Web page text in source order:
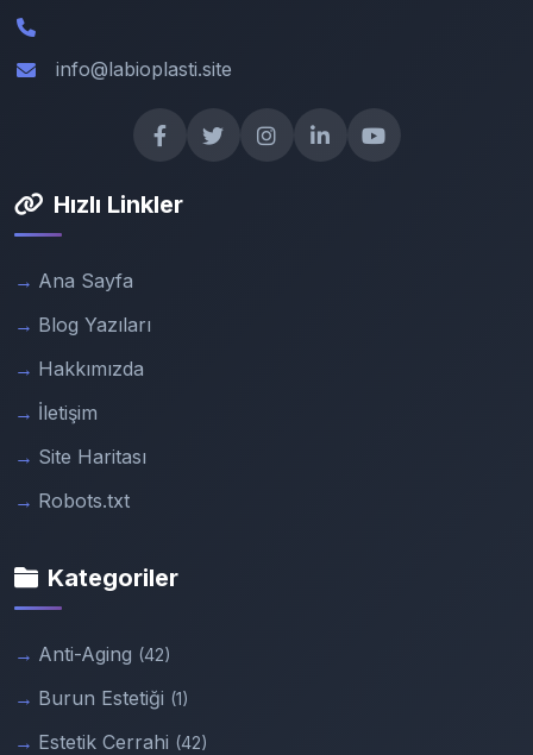
info@labioplasti.site
Hızlı Linkler
Ana Sayfa
Blog Yazıları
Hakkımızda
İletişim
Site Haritası
Robots.txt
Kategoriler
Anti-Aging (42)
Burun Estetiği (1)
Estetik Cerrahi (42)